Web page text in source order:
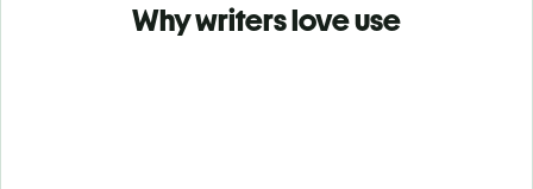
Why writers love use